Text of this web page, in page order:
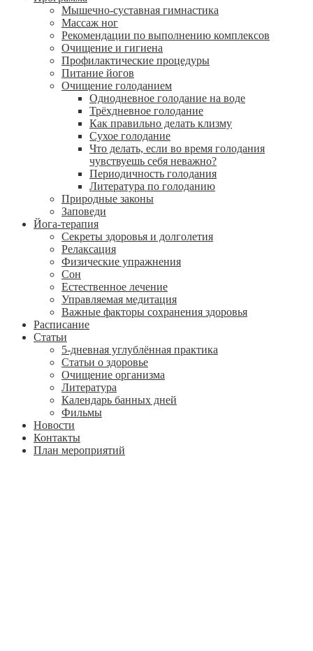
Мышечно-суставная гимнастика
Массаж ног
Рекомендации по выполнению комплексов
Очищение и гигиена
Профилактические процедуры
Питание йогов
Очищение голоданием
Однодневное голодание на воде
Трёхдневное голодание
Как правильно делать клизму
Сухое голодание
Что делать, если во время голодания
чувствуешь себя неважно?
Периодичность голодания
Литература по голоданию
Природные законы
Заповеди
Йога-терапия
Секреты здоровья и долголетия
Релаксация
Физические упражнения
Сон
Естественное лечение
Управляемая медитация
Важные факторы сохранения здоровья
Расписание
Статьи
5-дневная углублённая практика
Статьи о здоровье
Очищение организма
Литература
Календарь банных дней
Фильмы
Новости
Контакты
План мероприятий